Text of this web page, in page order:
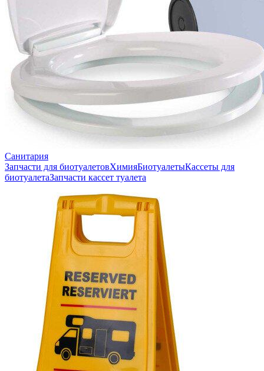
Санитария
Запчасти для биотуалетовХимияБиотуалетыКассеты для
биотуалетаЗапчасти кассет туалета